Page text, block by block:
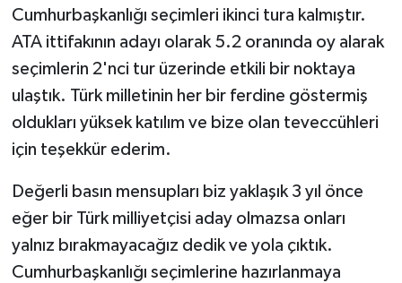
Cumhurbaşkanlığı seçimleri ikinci tura kalmıştır.
ATA ittifakının adayı olarak 5.2 oranında oy alarak
seçimlerin 2'nci tur üzerinde etkili bir noktaya
ulaştık. Türk milletinin her bir ferdine göstermiş
oldukları yüksek katılım ve bize olan teveccühleri
için teşekkür ederim.
Değerli basın mensupları biz yaklaşık 3 yıl önce
eğer bir Türk milliyetçisi aday olmazsa onları
yalnız bırakmayacağız dedik ve yola çıktık.
Cumhurbaşkanlığı seçimlerine hazırlanmaya